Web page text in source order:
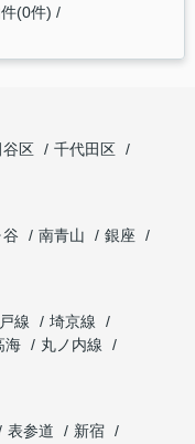
(0件)
谷区
千代田区
南青山
銀座
線
埼京線
海
丸ノ内線
表参道
新宿